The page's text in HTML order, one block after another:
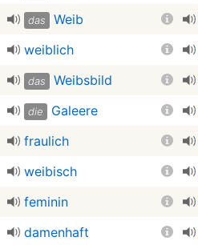
das Weib
weiblich
das Weibsbild
die Galeere
fraulich
weibisch
feminin
damenhaft